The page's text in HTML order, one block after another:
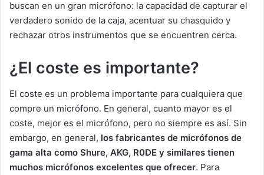
buscan en un gran micrófono: la capacidad de capturar el
verdadero sonido de la caja, acentuar su chasquido y
rechazar otros instrumentos que se encuentren cerca.
¿El coste es importante?
El coste es un problema importante para cualquiera que
compre un micrófono. En general, cuanto mayor es el
coste, mejor es el micrófono, pero no siempre es así. Sin
embargo, en general, los fabricantes de micrófonos de
gama alta como Shure, AKG, R0DE y similares tienen
muchos micrófonos excelentes que ofrecer. Para